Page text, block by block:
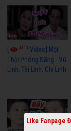
4111 Video] Một
Thời Phóng Đãng - Vũ
Linh, Tài Linh, Chí Linh
Like Fanpage